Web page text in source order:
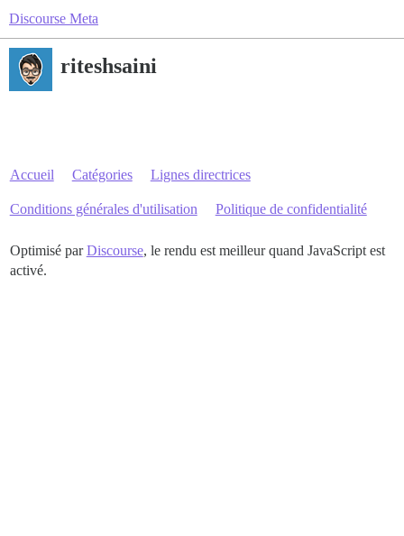
Discourse Meta
riteshsaini
Accueil Catégories Lignes directrices
Conditions générales d'utilisation Politique de confidentialité
Optimisé parDiscourse, le rendu est meilleur quand JavaScript est
activé.